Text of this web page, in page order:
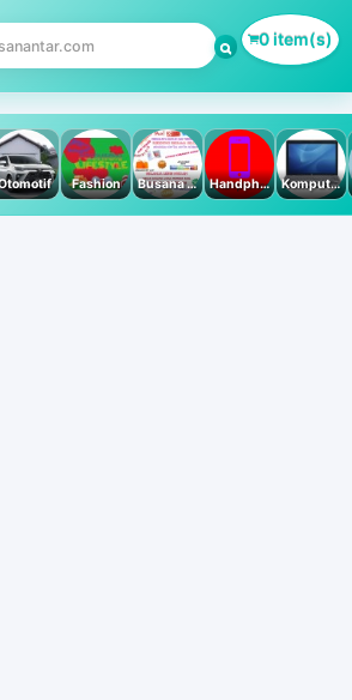
0 item(s)
Fashion Busana Muslim Handphone & Tablet Komputer PC & Laptop